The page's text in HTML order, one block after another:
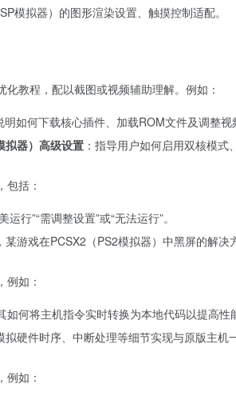
模拟器）的图形渲染设置、触摸控制适配。
教程，配以截图或视频辅助理解。例如：
明如何下载核心插件、加载ROM文件及调整视
器）高级设置 ：指导用户如何启用双核模式
括：
运行”“需调整设置”或“无法运行”。
某游戏在PCSX2（PS2模拟器）中黑屏的解决
如：
如何将主机指令实时转换为本地代码以提高性
拟硬件时序、中断处理等细节实现与原版主机
如：